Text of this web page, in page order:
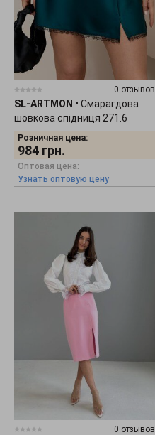
0 отзывов
SL-ARTMON • Смарагдова
шовкова спідниця 271.6
Розничная цена:
984 грн.
Оптовая цена:
Узнать оптовую цену
0 отзывов